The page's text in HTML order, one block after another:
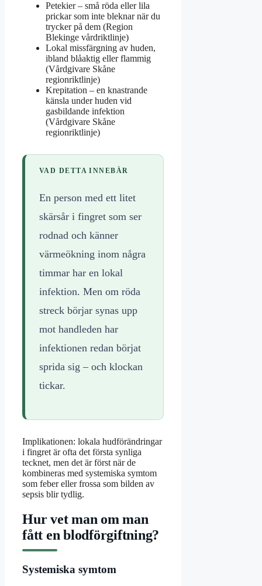
Petekier – små röda eller lila
prickar som inte bleknar när du
trycker på dem (Region
Blekinge vårdriktlinje)
Lokal missfärgning av huden,
ibland blåaktig eller flammig
(Vårdgivare Skåne
regionriktlinje)
Krepitation – en knastrande
känsla under huden vid
gasbildande infektion
(Vårdgivare Skåne
regionriktlinje)
VAD DETTA INNEBÄR
En person med ett litet
skärsår i fingret som ser
rodnad och känner
värmeökning inom några
timmar har en lokal
infektion. Men om röda
streck börjar synas upp
mot handleden har
infektionen redan börjat
sprida sig – och klockan
tickar.
Implikationen: lokala hudförändringar
i fingret är ofta det första synliga
tecknet, men det är först när de
kombineras med systemiska symtom
som feber eller frossa som bilden av
sepsis blir tydlig.
Hur vet man om man
fått en blodförgiftning?
Systemiska symtom